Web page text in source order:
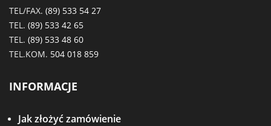
TEL/FAX. (89) 533 54 27
TEL. (89) 533 42 65
TEL. (89) 533 48 60
TEL.KOM. 504 018 859
INFORMACJE
Jak złożyć zamówienie